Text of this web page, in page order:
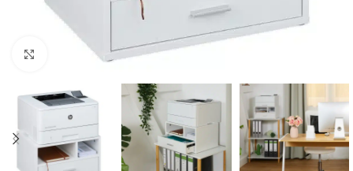
Click to enlarge